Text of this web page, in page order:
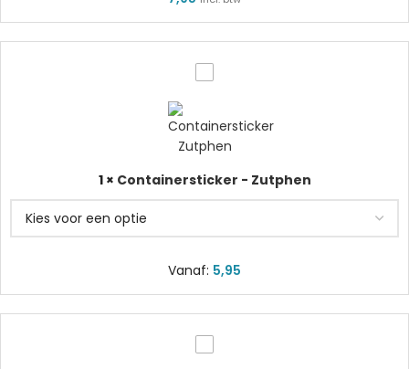
1× Containersticker - Zutphen
Vanaf: 5,95